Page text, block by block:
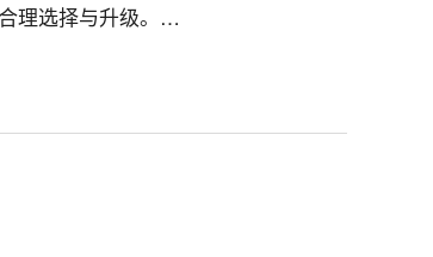
选择与升级。